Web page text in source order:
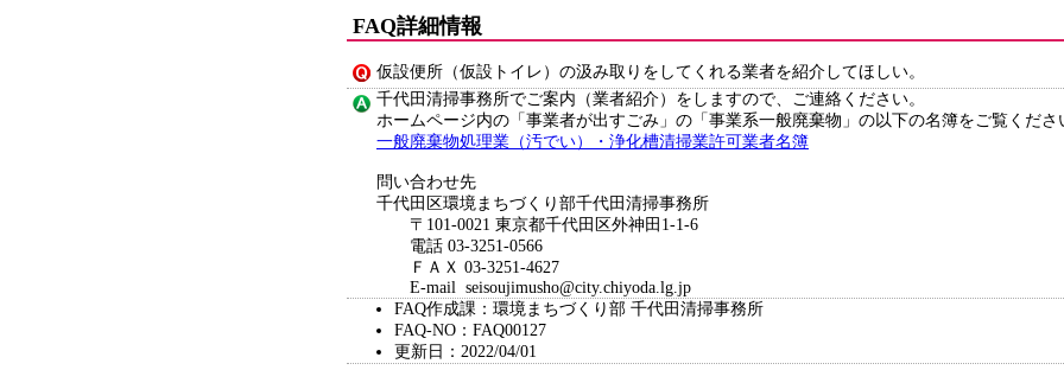
FAQ詳細情報
仮設便所（仮設トイレ）の汲み取りをしてくれる業者を紹介してほしい。
千代田清掃事務所でご案内（業者紹介）をしますので、ご連絡ください。
ホームページ内の「事業者が出すごみ」の「事業系一般廃棄物」の以下の名簿をご覧くださ
一般廃棄物処理業（汚でい）・浄化槽清掃業許可業者名簿
問い合わせ先
千代田区環境まちづくり部千代田清掃事務所
〒101-0021 東京都千代田区外神田1-1-6
電話 03-3251-0566
ＦＡＸ 03-3251-4627
E-mail seisoujimusho@city.chiyoda.lg.jp
FAQ作成課：環境まちづくり部 千代田清掃事務所
FAQ-NO：FAQ00127
更新日：2022/04/01